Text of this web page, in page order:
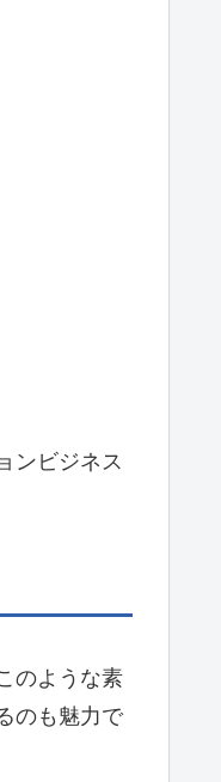
ンビジネス
のような素
のも魅力で